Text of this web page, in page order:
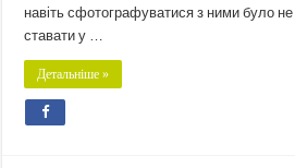
навіть сфотографуватися з ними було
ставати у …
Детальніше »